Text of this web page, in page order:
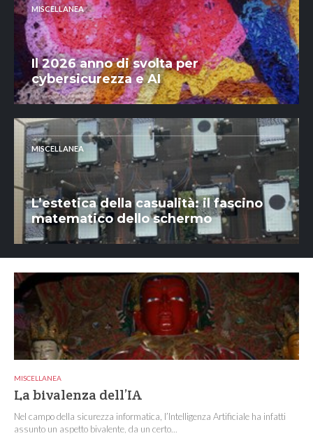
MISCELLANEA
Il 2026 anno di svolta per
cybersicurezza e AI
MISCELLANEA
L’estetica della casualità: il fascino
matematico dello schermo
MISCELLANEA
La bivalenza dell’IA
Nel campo della sicurezza informatica, l’Intelligenza Artificiale ha infatti
assunto un aspetto bivalente, da un certo...